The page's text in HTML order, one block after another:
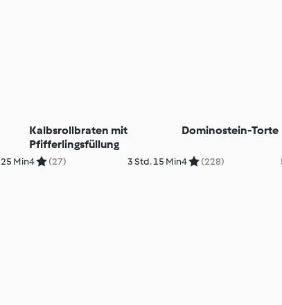
25 Min
Kalbsrollbraten mit
Pfifferlingsfüllung
4 (27) 3 Std. 15 Min
Dominostein-Torte
4 (228)